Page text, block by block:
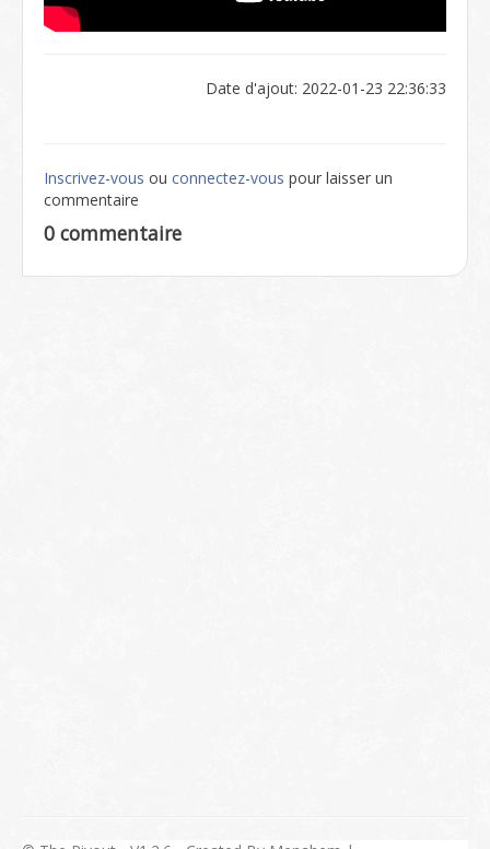
Date d'ajout: 2022-01-23 22:36:33
Inscrivez-vous ou connectez-vous pour laisser un
commentaire
0 commentaire